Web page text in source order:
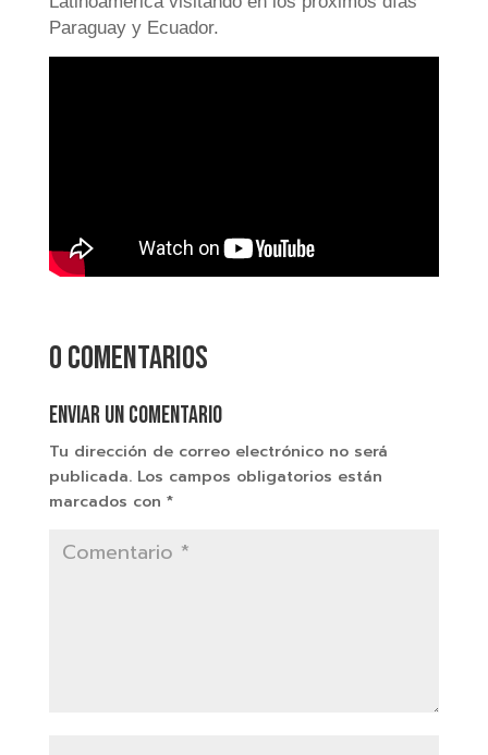
Paraguay y Ecuador.
0 comentarios
Enviar un comentario
Tu dirección de correo electrónico no será
publicada. Los campos obligatorios están
marcados con *